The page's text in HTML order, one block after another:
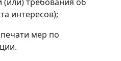
требования об
интересов);
мер по